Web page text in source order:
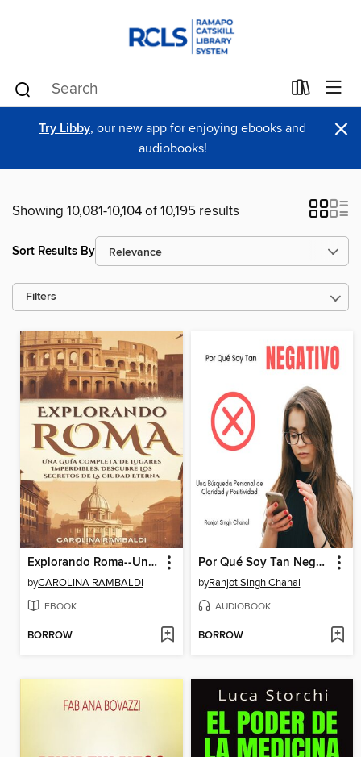
Try Libby, our new app for enjoying ebooks and
audiobooks!
×
Showing 10,081-10,104 of 10,195 results
Sort Results By
Filters
Explorando Roma--Una Guía Completa De Lugares Imperdibles. Descubre Los Secretos De La Ciudad Eterna
byCAROLINA RAMBALDI
EBOOK
BORROW
Por Qué Soy Tan Negativo
byRanjot Singh Chahal
AUDIOBOOK
BORROW